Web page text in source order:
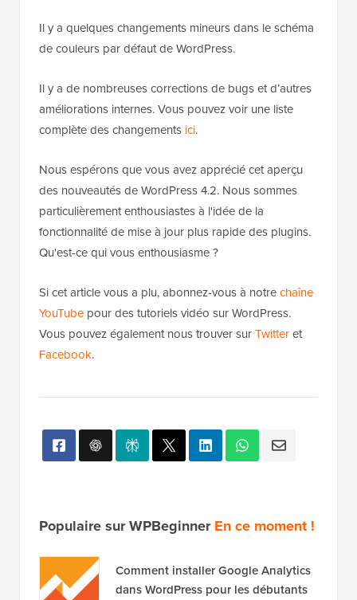
Il y a quelques changements mineurs dans le schéma
de couleurs par défaut de WordPress.
Il y a de nombreuses corrections de bugs et d’autres
améliorations internes. Vous pouvez voir une liste
complète des changements ici.
Nous espérons que vous avez apprécié cet aperçu
des nouveautés de WordPress 4.2. Nous sommes
particulièrement enthousiastes à l'idée de la
fonctionnalité de mise à jour plus rapide des plugins.
Qu'est-ce qui vous enthousiasme ?
Si cet article vous a plu, abonnez-vous à notrechaîne
YouTube pour des tutoriels vidéo sur WordPress.
Vous pouvez également nous trouver surTwitteret
Facebook.
Populaire sur WPBeginnerEn ce moment !
Comment installer Google Analytics
dans WordPress pour les débutants